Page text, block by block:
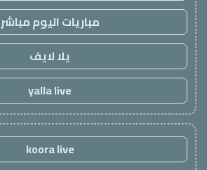
مباريات اليوم مباشر
يلا لايف
yalla live
koora live